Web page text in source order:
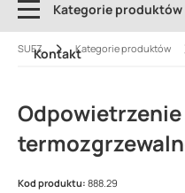
Kategorie produktów
Kontakt
SUEZ Kategorie produktów
Odpowietrzenie
Kod produktu: 888.29